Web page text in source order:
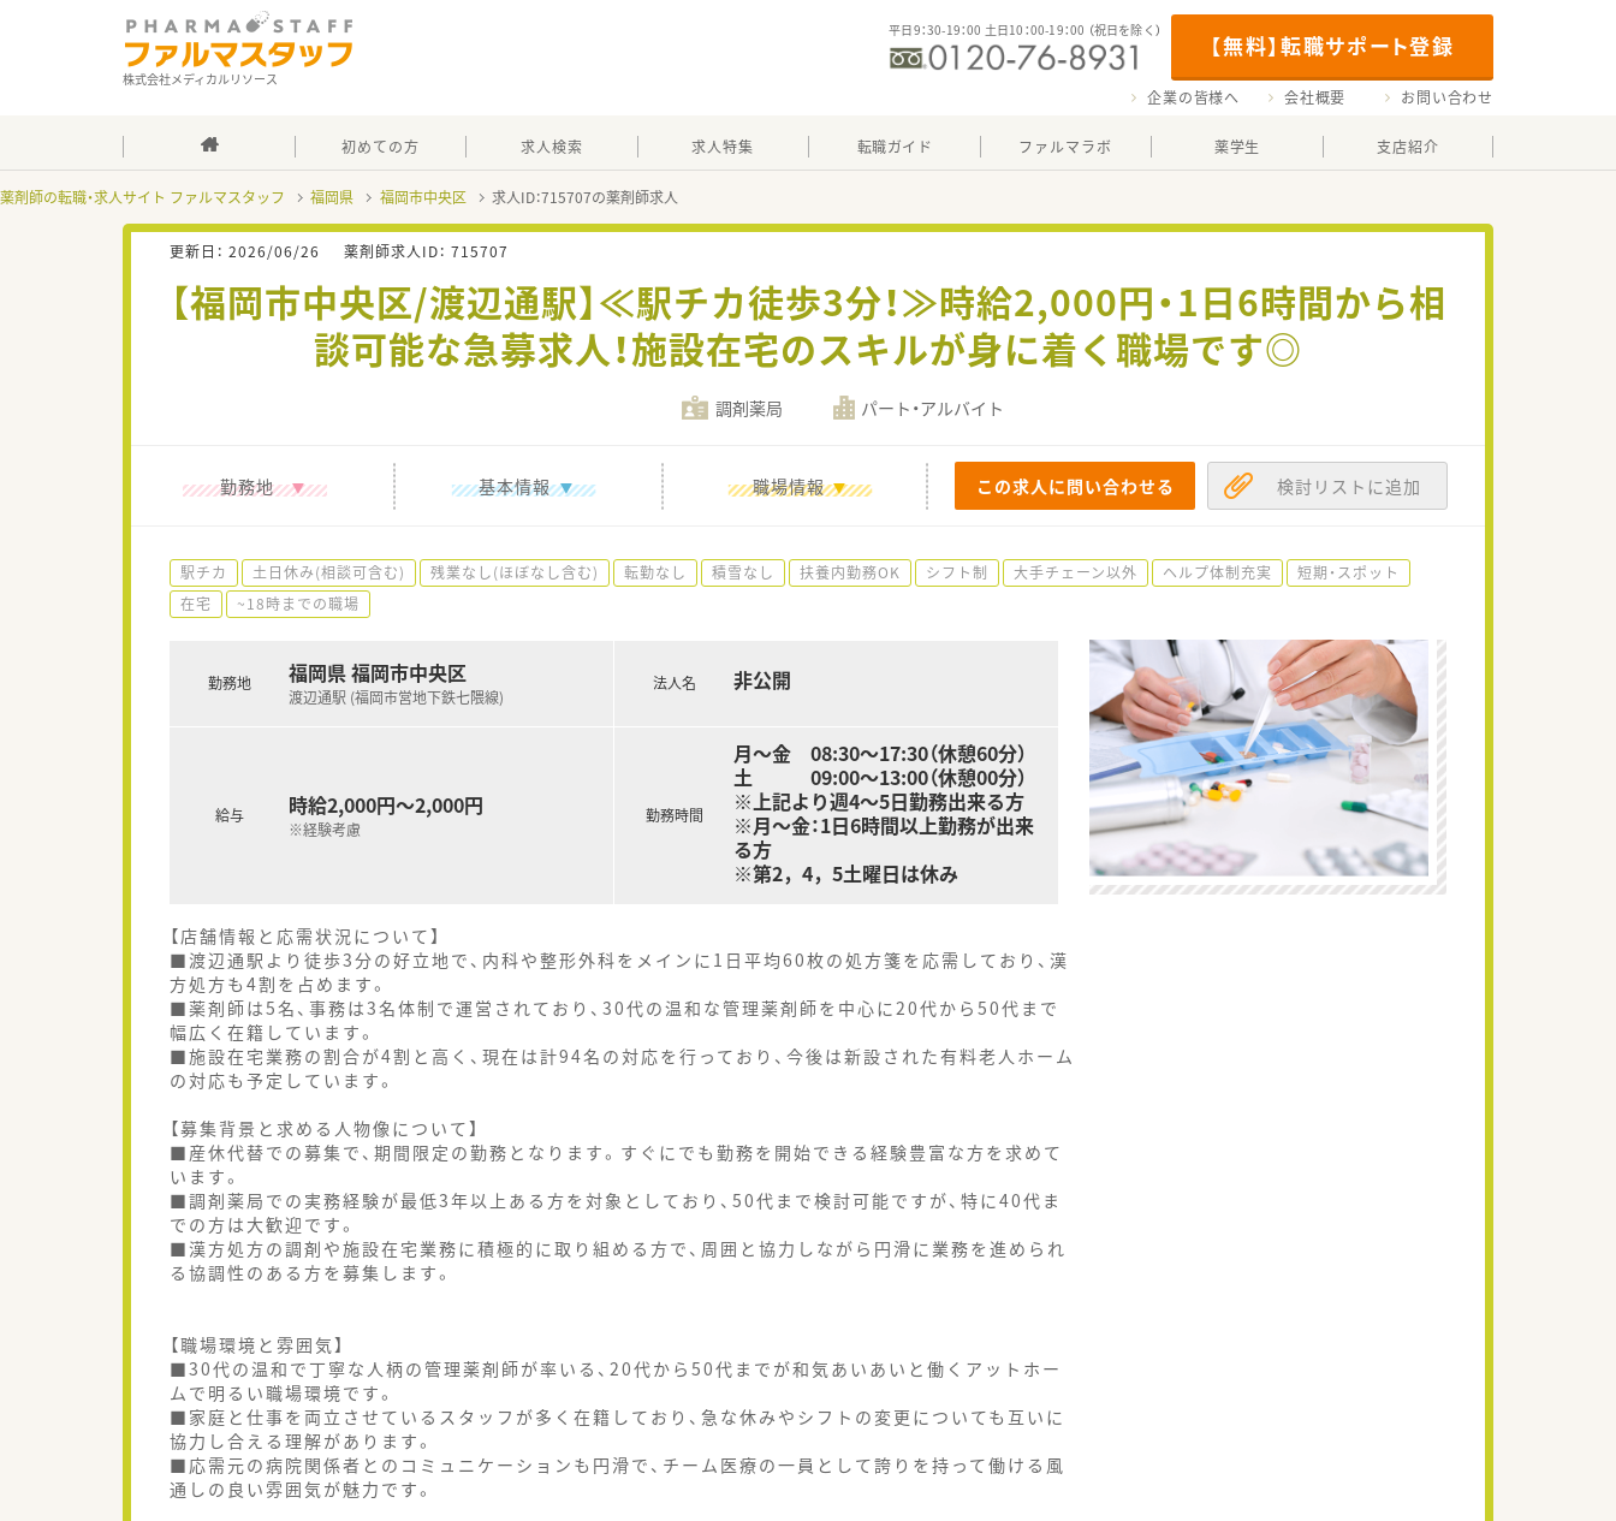
株式会社メディカルリソース
【無料】転職サポート登録
平日9：30-19：00 土日10：00-19：00 （祝日を除く）
企業の皆様へ 会社概要 お問い合わせ
初めての方 求人検索 求人特集 転職ガイド ファルマラボ 薬学生 支店紹介
薬剤師の転職・求人サイト ファルマスタッフ 福岡県 福岡市中央区 求人ID：715707の薬剤師求人
更新日： 2026/06/26 薬剤師求人ID： 715707
【福岡市中央区/渡辺通駅】≪駅チカ徒歩3分！≫時給2,000円・1日6時間から相
談可能な急募求人！施設在宅のスキルが身に着く職場です◎
調剤薬局 パート・アルバイト
勤務地 基本情報 職場情報 この求人に問い合わせる 検討リストに追加
駅チカ 土日休み(相談可含む) 残業なし(ほぼなし含む) 転勤なし 積雪なし 扶養内勤務OK シフト制 大手チェーン以外 ヘルプ体制充実
短期・スポット
在宅
~18時までの職場
勤務地 福岡県 福岡市中央区
渡辺通駅 (福岡市営地下鉄七隈線)
給与 時給2,000円～2,000円
※経験考慮
法人名 非公開
勤務時間
月～金 08:30～17:30（休憩60分）
土 09:00～13:00（休憩00分）
※上記より週4～5日勤務出来る方
※月～金：1日6時間以上勤務が出来
る方
※第2，4，5土曜日は休み
【店舗情報と応需状況について】
■渡辺通駅より徒歩3分の好立地で、内科や整形外科をメインに1日平均60枚の処方箋を応需しており、漢
方処方も4割を占めます。
■薬剤師は5名、事務は3名体制で運営されており、30代の温和な管理薬剤師を中心に20代から50代まで
幅広く在籍しています。
■施設在宅業務の割合が4割と高く、現在は計94名の対応を行っており、今後は新設された有料老人ホーム
の対応も予定しています。
【募集背景と求める人物像について】
■産休代替での募集で、期間限定の勤務となります。すぐにでも勤務を開始できる経験豊富な方を求めて
います。
■調剤薬局での実務経験が最低3年以上ある方を対象としており、50代まで検討可能ですが、特に40代ま
での方は大歓迎です。
■漢方処方の調剤や施設在宅業務に積極的に取り組める方で、周囲と協力しながら円滑に業務を進められ
る協調性のある方を募集します。
【職場環境と雰囲気】
■30代の温和で丁寧な人柄の管理薬剤師が率いる、20代から50代までが和気あいあいと働くアットホー
ムで明るい職場環境です。
■家庭と仕事を両立させているスタッフが多く在籍しており、急な休みやシフトの変更についても互いに
協力し合える理解があります。
■応需元の病院関係者とのコミュニケーションも円滑で、チーム医療の一員として誇りを持って働ける風
通しの良い雰囲気が魅力です。